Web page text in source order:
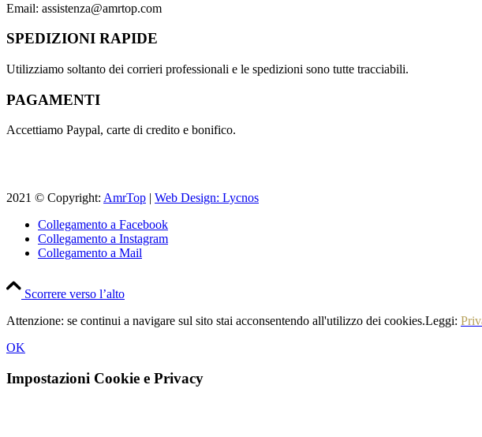
Email: assistenza@amrtop.com
SPEDIZIONI RAPIDE
Utilizziamo soltanto dei corrieri professionali e le spedizioni sono tutte tracciabili.
PAGAMENTI
Accettiamo Paypal, carte di credito e bonifico.
2021 © Copyright: AmrTop | Web Design: Lycnos
Collegamento a Facebook
Collegamento a Instagram
Collegamento a Mail
Scorrere verso l’alto
Attenzione: se continui a navigare sul sito stai acconsentendo all'utilizzo dei cookies.Leggi:
OK
Impostazioni Cookie e Privacy